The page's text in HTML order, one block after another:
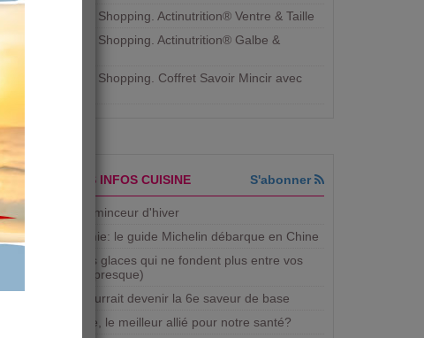
Aujourdhui Shopping. Actinutrition® Ventre & Taille
Aujourdhui Shopping. Actinutrition® Galbe &
Aujourdhui Shopping. ​Coffret Savoir Mincir avec
DERNIERES INFOS CUISINE S'abonner
5 recettes minceur d'hiver
Gastronomie: le guide Michelin débarque en Chine
Bientôt des glaces qui ne fondent plus entre vos
mains (ou presque)
Le gras pourrait devenir la 6e saveur de base
Micro-onde, le meilleur allié pour notre santé?